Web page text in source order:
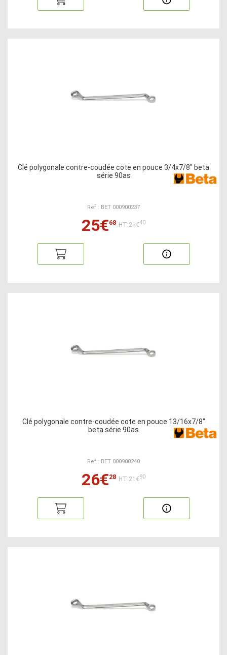
Clé polygonale contre-coudée cote en pouce 3/4x7/8" beta
série 90as
Ref : BET 000900237
25€68 HT:21€40
Clé polygonale contre-coudée cote en pouce 13/16x7/8"
beta série 90as
Ref : BET 000900240
26€28 HT:21€90